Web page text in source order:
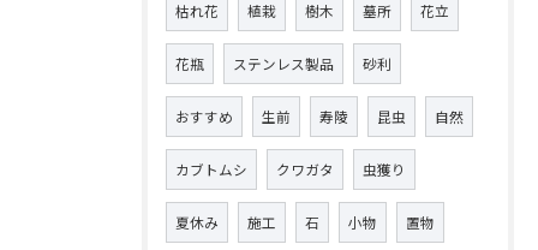
枯れ花 植栽 樹木 墓所 花立
花瓶 ステンレス製品 砂利
おすすめ 生前 寿陵 昆虫 自然
カブトムシ クワガタ 虫獲り
夏休み 施工 石 小物 置物